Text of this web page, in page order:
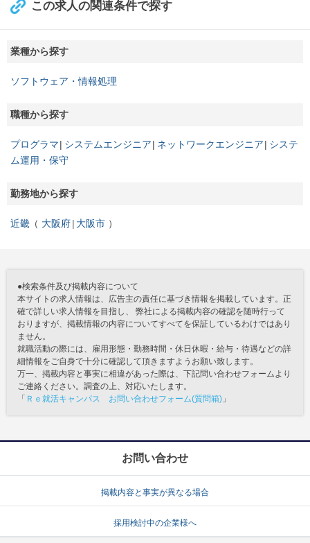
この求人の関連条件で探す
業種から探す
ソフトウェア・情報処理
職種から探す
プログラマ システムエンジニア ネットワークエンジニア
システ
ム運用・保守
勤務地から探す
近畿 大阪府 大阪市
●検索条件及び掲載内容について
本サイトの求人情報は、広告主の責任に基づき情報を掲載しています。正
確で詳しい求人情報を目指し、 弊社による掲載内容の確認を随時行って
おりますが、掲載情報の内容についてすべてを保証しているわけではあり
ません。
就職活動の際には、雇用形態・勤務時間・休日休暇・給与・待遇などの詳
細情報をご自身で十分に確認して頂きますようお願い致します。
万一、掲載内容と事実に相違があった際は、下記問い合わせフォームより
ご連絡ください。調査の上、対応いたします。
「 Ｒｅ就活キャンパス お問い合わせフォーム(質問箱) 」
お問い合わせ
掲載内容と事実が異なる場合
採用検討中の企業様へ